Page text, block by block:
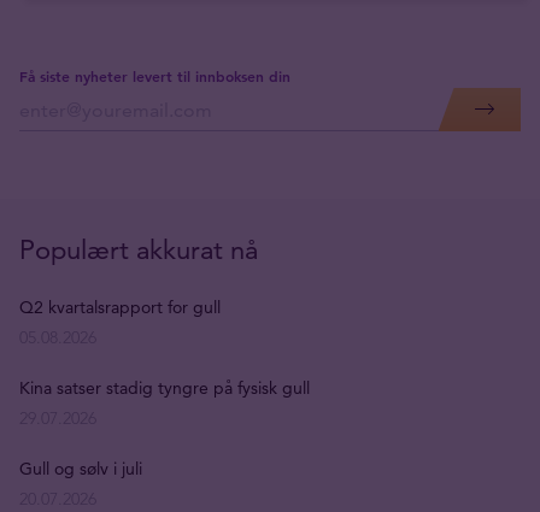
Få siste nyheter levert til innboksen din
Populært akkurat nå
Q2 kvartalsrapport for gull
Kina satser stadig tyngre på fysisk gull
Gull og sølv i juli